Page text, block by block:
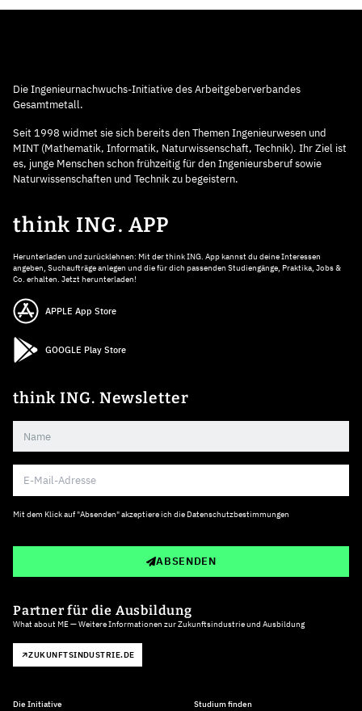
Die Ingenieurnachwuchs-Initiative des Arbeitgeberverbandes
Gesamtmetall.
Seit 1998 widmet sie sich bereits den Themen Ingenieurwesen und
MINT (Mathematik, Informatik, Naturwissenschaft, Technik). Ihr Ziel ist
es, junge Menschen schon frühzeitig für den Ingenieursberuf sowie
Naturwissenschaften und Technik zu begeistern.
think ING. APP
Herunterladen und zurücklehnen: Mit der think ING. App kannst du deine Interessen
angeben, Suchaufträge anlegen und die für dich passenden Studiengänge, Praktika, Jobs &
Co. erhalten. Jetzt herunterladen!
APPLE App Store
GOOGLE Play Store
think ING. Newsletter
Mit dem Klick auf "Absenden" akzeptiere ich die Datenschutzbestimmungen
ABSENDEN
Partner für die Ausbildung
What about ME — Weitere Informationen zur Zukunftsindustrie und Ausbildung
ZUKUNFTSINDUSTRIE.DE
Die Initiative Studium finden